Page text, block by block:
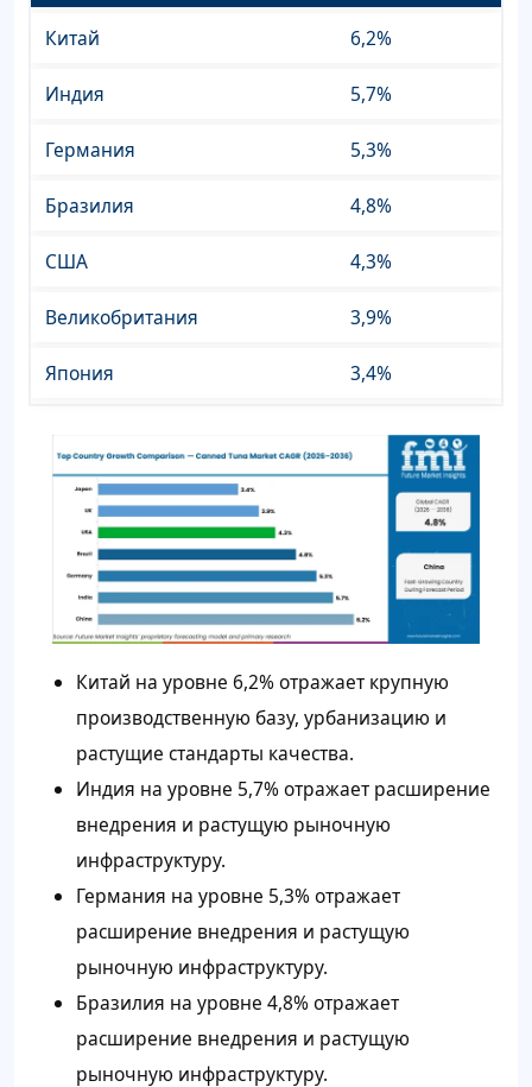
Китай 6,2%
Индия 5,7%
Германия 5,3%
Бразилия 4,8%
США 4,3%
Великобритания 3,9%
Япония 3,4%
Китай на уровне 6,2% отражает крупную
производственную базу, урбанизацию и
растущие стандарты качества.
Индия на уровне 5,7% отражает расширение
внедрения и растущую рыночную
инфраструктуру.
Германия на уровне 5,3% отражает
расширение внедрения и растущую
рыночную инфраструктуру.
Бразилия на уровне 4,8% отражает
расширение внедрения и растущую
рыночную инфраструктуру.